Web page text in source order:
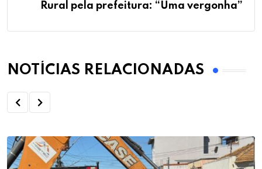
Rural pela prefeitura: “Uma vergonha”
NOTÍCIAS RELACIONADAS